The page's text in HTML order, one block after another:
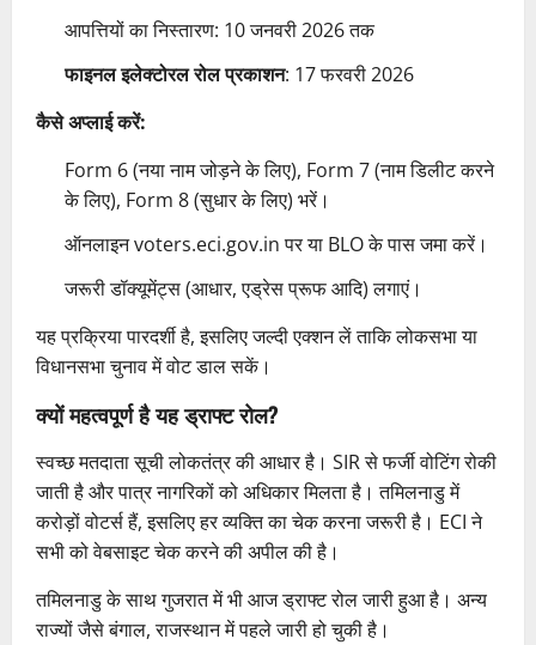
आपत्तियों का निस्तारण: 10 जनवरी 2026 तक
फाइनल इलेक्टोरल रोल प्रकाशन: 17 फरवरी 2026
कैसे अप्लाई करें:
Form 6 (नया नाम जोड़ने के लिए), Form 7 (नाम डिलीट करने
के लिए), Form 8 (सुधार के लिए) भरें।
ऑनलाइन voters.eci.gov.in पर या BLO के पास जमा करें।
जरूरी डॉक्यूमेंट्स (आधार, एड्रेस प्रूफ आदि) लगाएं।
यह प्रक्रिया पारदर्शी है, इसलिए जल्दी एक्शन लें ताकि लोकसभा या
विधानसभा चुनाव में वोट डाल सकें।
क्यों महत्वपूर्ण है यह ड्राफ्ट रोल?
स्वच्छ मतदाता सूची लोकतंत्र की आधार है। SIR से फर्जी वोटिंग रोकी
जाती है और पात्र नागरिकों को अधिकार मिलता है। तमिलनाडु में
करोड़ों वोटर्स हैं, इसलिए हर व्यक्ति का चेक करना जरूरी है। ECI ने
सभी को वेबसाइट चेक करने की अपील की है।
तमिलनाडु के साथ गुजरात में भी आज ड्राफ्ट रोल जारी हुआ है। अन्य
राज्यों जैसे बंगाल, राजस्थान में पहले जारी हो चुकी है।